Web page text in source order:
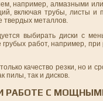
например, алмазными
включая трубы, листы
твердых металлов.
выбирать диски с
работ, например,
качество резки, но и
пилы, так и дисков.
РАБОТЕ С